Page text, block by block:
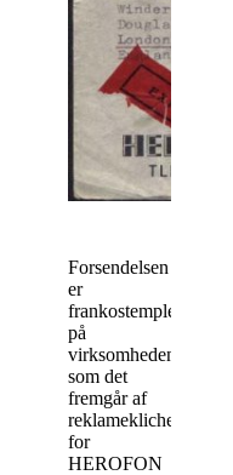
Forsendelsen
er
frankostemplet
på
virksomheden,
som det
fremgår af
reklameklichen
for
HEROFON